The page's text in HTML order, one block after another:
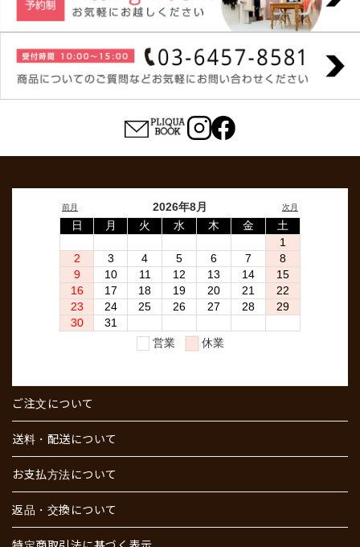
ご注文について
送料・配送について
お支払方法について
返品・交換について